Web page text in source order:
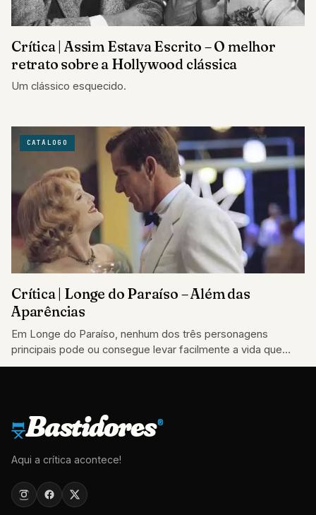
Crítica | Assim Estava Escrito – O melhor
retrato sobre a Hollywood clássica
Um clássico esquecido.
CATÁLOGO
Crítica | Longe do Paraíso – Além das
Aparências
Em Longe do Paraíso, nenhum dos três personagens
principais pode ou consegue levar facilmente a vida que
deseja.
Bastidores®
Aqui a crítica acontece!